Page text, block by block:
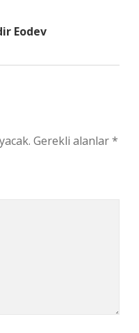
Eodev
Gerekli alanlar*